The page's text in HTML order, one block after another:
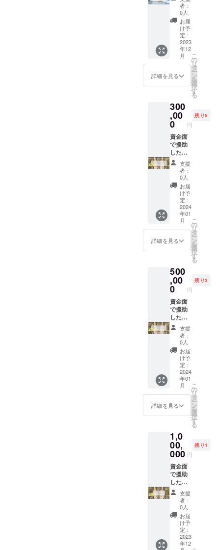
さい♪
メール
にてお
写真と
掲載内
容の打
ち合わ
せをさ
せてい
ただき
月の日
付での
掲載(1
回)を予
定して
おりま
す。 ※
プライ
バシー
や肖像
権など
に問題
があ
り、こ
ちらで
不適切
と判断
したお
できま
せん。
個人情
報など
が含ま
れない
お写真
をお選
びくだ
さい。
温かい
ご支援
をよろ
しくお
願いい
たしま
す。
す。 活
動に共
感して
頂き、
資金面
からご
支援い
ただけ
る方向
けのリ
ターン
になり
支援金
の多く
を開業
の為に
使用で
きま
す。 と
びきり
かわい
いペッ
ト写真
を送っ
てくだ
さい♪ ※
プライ
バシー
や肖像
権・
SNSの
内容な
題があ
り、こ
ちらで
不適切
と判断
した場
合の掲
載はで
きませ
ん。個
人情報
などが
含まれ
ないお
写真を
お選び
くださ
い。
メール
にてお
掲載内
容の打
ち合わ
せをさ
せてい
ただき
ます。
温かい
ご支援
をよろ
しくお
願いい
たしま
す。
ン ・T
シャツ
にお名
前を記
載する
権利 限
定10名
に共感
して頂
き、資
金面か
援いた
だける
方向け
のリ
ターン
になり
ます。
支援金
の多く
を開業
の為に
使用で
きま
す。 T
シャツ
プラン
で頒布
されるT
シャツ
にお名
リント
できる
権利で
す。ス
タッフ
も着ま
す♪
ペット
ネー
ム・
ニック
ネーム
可。 10
文字ま
で、お
名前の
み、
フォン
トや文
字サイ
ちらに
おまか
せでお
願いい
たしま
す。 ▼
プリン
トした
いお名
前を備
考欄に
ご記入
くださ
い。 あ
たたか
者：
0人
お届
け予
定：
2023
年12
月
詳細を見る
こ
の
リ
タ
ー
ン
を
選
択
す
る
300
,00
0 円
残り5
資金面
で援助
したい
と思っ
ていた
だいた
大変あ
りがた
いスポ
ンサー
の方々
ロンズ
スポン
サー特
典】 ・
ナー・
リンク
をホー
ムペー
ジに貼
り付け
(掲載よ
り1年
間) ・ブ
ログで
のご紹
介記事
(画像5
枚まで)
・SNS
でのご
紹介記
事の掲
載 ハッ
シュタ
(1回) 開
業後は
ワン
ちゃん
の写真
を毎日
ブログ
にアッ
プして
いく予
定で
す。 飼
い主さ
んもご
覧にな
支援
者：
0人
お届
け予
定：
2024
年01
月
詳細を見る
こ
の
リ
タ
ー
ン
を
選
択
す
る
500
,00
0 円
残り3
資金面
で援助
したい
と思っ
ていた
だいた
大変あ
りがた
いスポ
ンサー
の方々
ルバー
スポン
サー特
典】 ・
リンク
をホー
ムペー
ジに貼
り付け
(掲載よ
り1年
間) ・ブ
ログで
のご紹
介記事
(画像5
枚まで)
・SNS
でのご
支援
者：
0人
お届
け予
定：
2024
年01
月
詳細を見る
こ
の
リ
タ
ー
ン
を
選
択
す
る
1,0
00,
000 円
残り1
資金面
で援助
したい
と思っ
ていた
だいた
大変あ
りがた
いスポ
ンサー
の方々
支援
者：
0人
お届
け予
定：
2023
年12